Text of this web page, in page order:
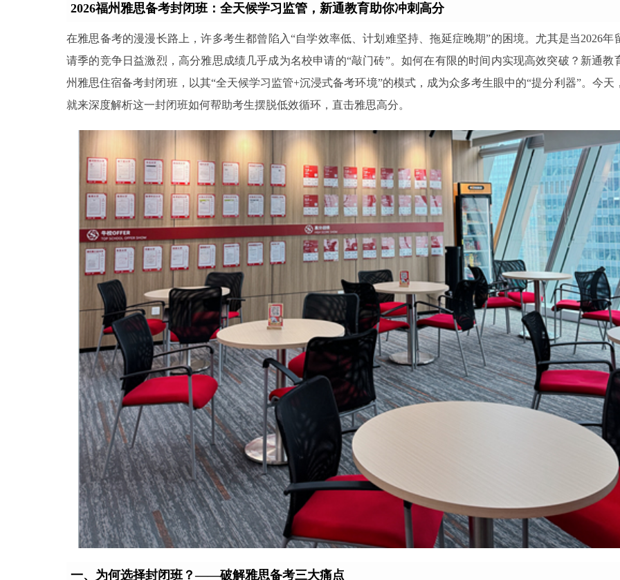
2026福州雅思备考封闭班：全天候学习监管，新通教育助你冲刺高分
在雅思备考的漫漫长路上，许多考生都曾陷入“自学效率低、计划难坚持、拖延症晚期”的困境。尤其是当2026年
请季的竞争日益激烈，高分雅思成绩几乎成为名校申请的“敲门砖”。如何在有限的时间内实现高效突破？新通教
州雅思住宿备考封闭班，以其“全天候学习监管+沉浸式备考环境”的模式，成为众多考生眼中的“提分利器”。今天
就来深度解析这一封闭班如何帮助考生摆脱低效循环，直击雅思高分。
一、为何选择封闭班？——破解雅思备考三大痛点